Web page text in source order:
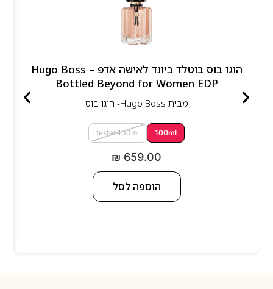
הוגו בוס בוטלד ביונד לאישה אדפ – Hugo Boss
Bottled Beyond for Women EDP
מבית Hugo Boss- הוגו בוס
100ml
tester 100ml
₪ 659.00
הוספה לסל